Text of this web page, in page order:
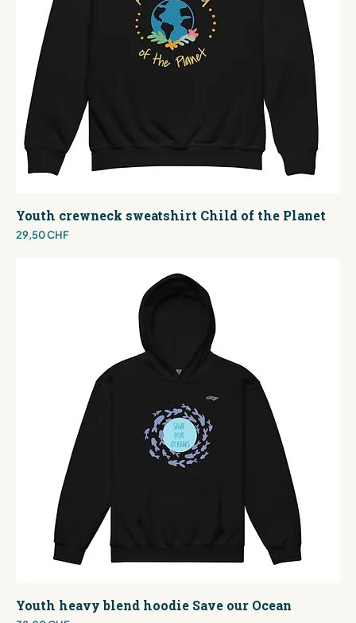
Youth crewneck sweatshirt Child of the Planet
Preis
29,50 CHF
Youth heavy blend hoodie Save our Ocean